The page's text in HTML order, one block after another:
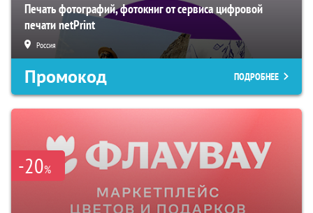
Печать фотографий, фотокниг от сервиса цифровой
печати netPrint
Россия
Промокод ПОДРОБНЕЕ
-20%